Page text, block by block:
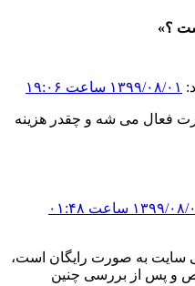
؟»
۱۳۹۹/۰۸/۰۱ ساعت ۱۹:۰۶
فعال می شه و چقدر هزینه
۰۸/۰۳ ساعت ۰۱:۴۸
سایت به صورت رایگان است،
و پس از بررسی چنین